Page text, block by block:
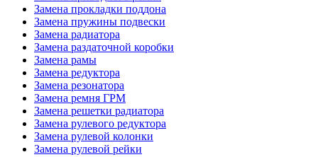
Замена прокладки поддона
Замена пружины подвески
Замена радиатора
Замена раздаточной коробки
Замена рамы
Замена редуктора
Замена резонатора
Замена ремня ГРМ
Замена решетки радиатора
Замена рулевого редуктора
Замена рулевой колонки
Замена рулевой рейки